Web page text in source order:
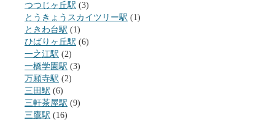
つつじヶ丘駅 (3)
とうきょうスカイツリー駅 (1)
ときわ台駅 (1)
ひばりヶ丘駅 (6)
一之江駅 (2)
一橋学園駅 (3)
万願寺駅 (2)
三田駅 (6)
三軒茶屋駅 (9)
三鷹駅 (16)